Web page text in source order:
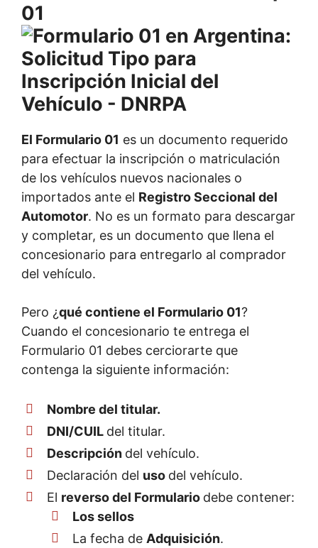
01
El Formulario 01 es un documento requerido
para efectuar la inscripción o matriculación
de los vehículos nuevos nacionales o
importados ante el Registro Seccional del
Automotor. No es un formato para descargar
y completar, es un documento que llena el
concesionario para entregarlo al comprador
del vehículo.
Pero ¿qué contiene el Formulario 01?
Cuando el concesionario te entrega el
Formulario 01 debes cerciorarte que
contenga la siguiente información:
Nombre del titular.
DNI/CUIL del titular.
Descripción del vehículo.
Declaración del uso del vehículo.
El reverso del Formulario debe contener:
Los sellos
La fecha de Adquisición.